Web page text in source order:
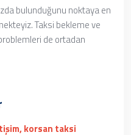
bulunduğunu noktaya en
Taksi bekleme ve
de ortadan
korsan taksi